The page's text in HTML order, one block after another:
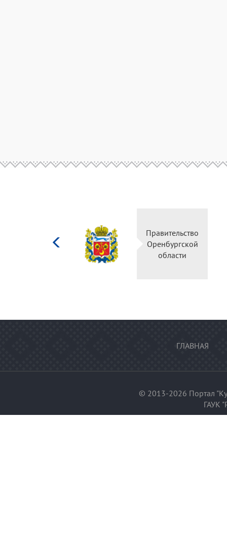
Министерство
культуры
Российской
ГЛАВНАЯ
© 2013-2026 Портал
ГАУК